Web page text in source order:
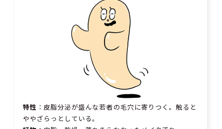
特性 ：皮脂分泌が盛んな若者の毛穴に寄りつく。触ると
ややざらっとしている。